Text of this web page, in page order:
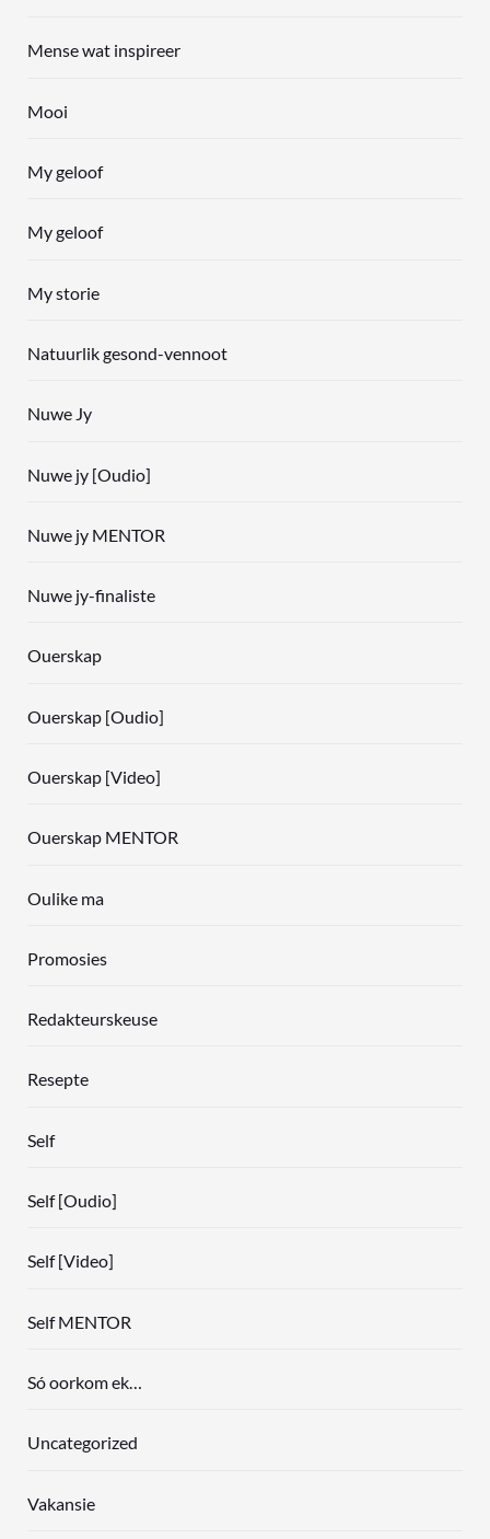
Mense wat inspireer
Mooi
My geloof
My geloof
My storie
Natuurlik gesond-vennoot
Nuwe Jy
Nuwe jy [Oudio]
Nuwe jy MENTOR
Nuwe jy-finaliste
Ouerskap
Ouerskap [Oudio]
Ouerskap [Video]
Ouerskap MENTOR
Oulike ma
Promosies
Redakteurskeuse
Resepte
Self
Self [Oudio]
Self [Video]
Self MENTOR
Só oorkom ek…
Uncategorized
Vakansie